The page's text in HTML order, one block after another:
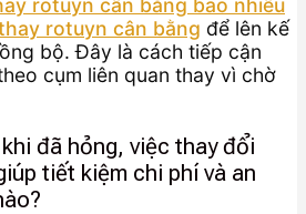
rotuyn cân bằng bao nhiêu
rotuyn cân bằng để lên kế
bộ. Đây là cách tiếp cận
cụm liên quan thay vì chờ
đã hỏng, việc thay đổi
tiết kiệm chi phí và an